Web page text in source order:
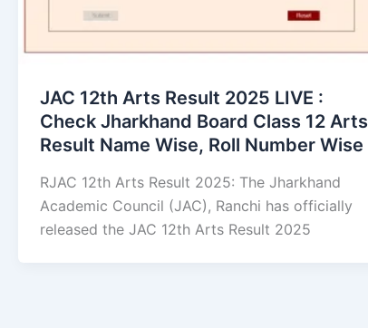
JAC 12th Arts Result 2025 LIVE :
Check Jharkhand Board Class 12 Arts
Result Name Wise, Roll Number Wise
RJAC 12th Arts Result 2025: The Jharkhand
Academic Council (JAC), Ranchi has officially
released the JAC 12th Arts Result 2025